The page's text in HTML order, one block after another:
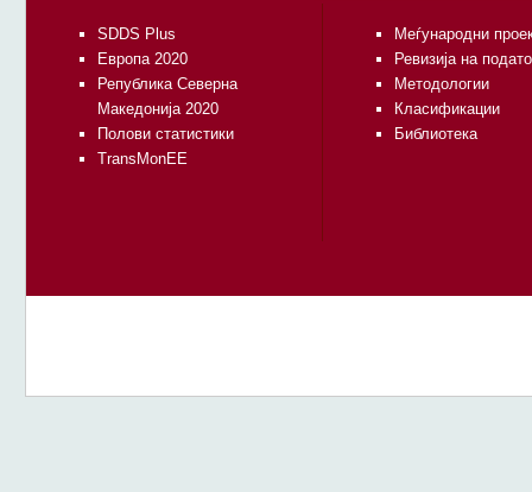
SDDS Plus
Европа 2020
Република Северна
Македонија 2020
Полови статистики
TransMonEE
Меѓународни
Ревизија на
Методологии
Класификации
Библиотека